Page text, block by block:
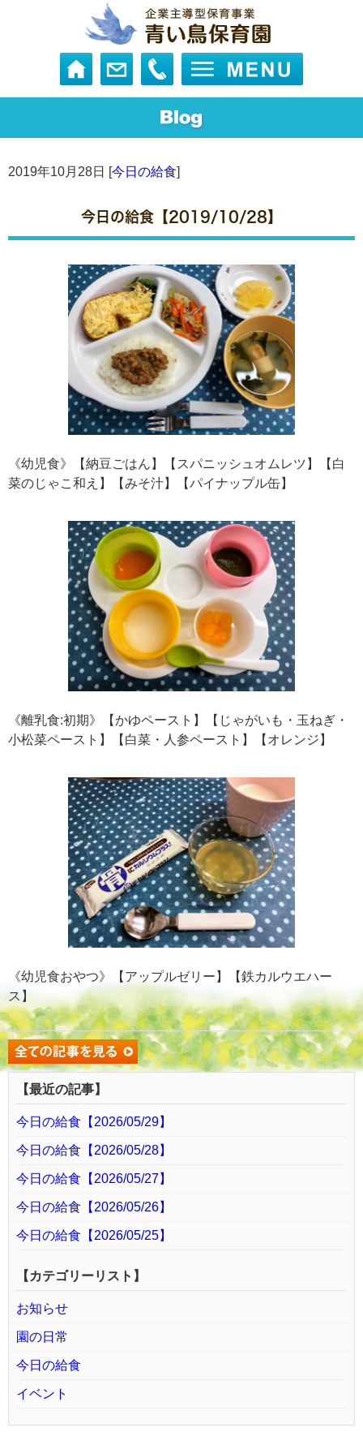
2019年10月28日 [今日の給食]
今日の給食【2019/10/28】
《幼児食》【納豆ごはん】【スパニッシュオムレツ】【白
菜のじゃこ和え】【みそ汁】【パイナップル缶】
《離乳食:初期》【かゆペースト】【じゃがいも・玉ねぎ・
小松菜ペースト】【白菜・人参ペースト】【オレンジ】
《幼児食おやつ》【アップルゼリー】【鉄カルウエハー
ス】
【最近の記事】
今日の給食【2026/05/29】
今日の給食【2026/05/28】
今日の給食【2026/05/27】
今日の給食【2026/05/26】
今日の給食【2026/05/25】
【カテゴリーリスト】
お知らせ
園の日常
今日の給食
イベント